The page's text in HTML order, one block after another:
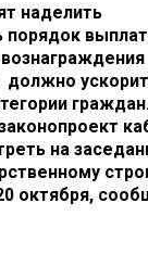
наделить
порядок
граждан.
на
октября,